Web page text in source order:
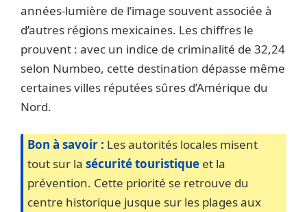
années-lumière de l’image souvent associée à
d’autres régions mexicaines. Les chiffres le
prouvent : avec un indice de criminalité de 32,24
selon Numbeo, cette destination dépasse même
certaines villes réputées sûres d’Amérique du
Nord.
Bon à savoir : Les autorités locales misent
tout sur la sécurité touristique et la
prévention. Cette priorité se retrouve du
centre historique jusque sur les plages aux